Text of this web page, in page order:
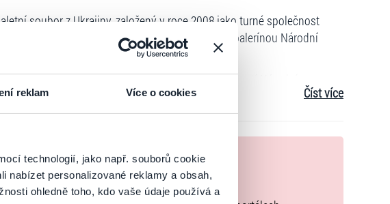
reklam Více o cookies
technologií, jako např. souborů cookie
nabízet personalizované reklamy a obsah,
ohledně toho, kdo vaše údaje používá a
soubor z Ukrajiny, založený v roce 2008 jako turné společnost
souboru, a Tatianou Borovyk, bývalou primabalerínou Národní
Goljakova, která byla dlouholetou přední osobností Národní opery
národní umělkyně Ukrajiny. Kyiv Classic Ballet je dnes mezinárodně
pro svou lehkost, muzikalitu a jemnou techniku, jež odrážejí bohaté
nejznámější ukrajinskou divadelní umělkyní a hlavní
byly připraveny speciálně pro Kyiv Classic Ballet.
měl soubor sídlo v Kyjevě, hlavním městě Ukrajiny, kde
Číst více
vstupenek
si vždy zakoupíte originální vstupenky.